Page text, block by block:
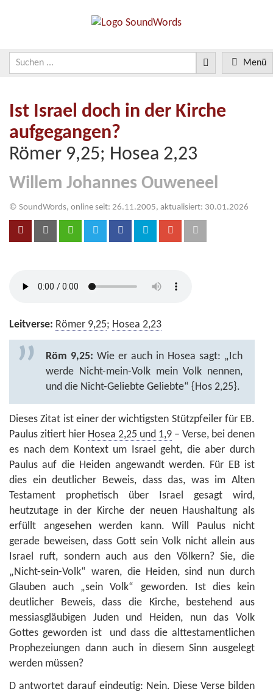
Menü
Ist Israel doch in der Kirche
aufgegangen?
Römer 9,25; Hosea 2,23
Willem Johannes Ouweneel
© SoundWords, online seit: 26.11.2005, aktualisiert: 30.01.2026
Leitverse: Römer 9,25; Hosea 2,23
Röm 9,25: Wie er auch in Hosea sagt: „Ich
werde Nicht-mein-Volk mein Volk nennen,
und die Nicht-Geliebte Geliebte“ {Hos 2,25}.
Dieses Zitat ist einer der wichtigsten Stützpfeiler für EB.
Paulus zitiert hier Hosea 2,25 und 1,9 – Verse, bei denen
es nach dem Kontext um Israel geht, die aber durch
Paulus auf die Heiden angewandt werden. Für EB ist
dies ein deutlicher Beweis, dass das, was im Alten
Testament prophetisch über Israel gesagt wird,
heutzutage in der Kirche der neuen Haushaltung als
erfüllt angesehen werden kann. Will Paulus nicht
gerade beweisen, dass Gott sein Volk nicht allein aus
Israel ruft, sondern auch aus den Völkern? Sie, die
„Nicht-sein-Volk“ waren, die Heiden, sind nun durch
Glauben auch „sein Volk“ geworden. Ist dies kein
deutlicher Beweis, dass die Kirche, bestehend aus
messiasgläubigen Juden und Heiden, nun das Volk
Gottes geworden ist und dass die alttestamentlichen
Prophezeiungen dann auch in diesem Sinn ausgelegt
werden müssen?
D antwortet darauf eindeutig: Nein. Diese Verse bilden